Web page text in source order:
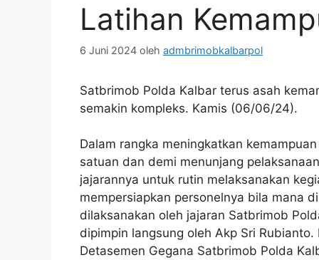
Latihan
6 Juni 2024 oleh admbrimobkalbarpol
Satbrimob Polda Kalbar terus asah
semakin kompleks. Kamis (06/06/24).
Dalam rangka meningkatkan
satuan dan demi menunjang
jajarannya untuk rutin melaksanakan
mempersiapkan personelnya bila mana
dilaksanakan oleh jajaran Satbrimob
dipimpin langsung oleh Akp Sri
Detasemen Gegana Satbrimob Polda